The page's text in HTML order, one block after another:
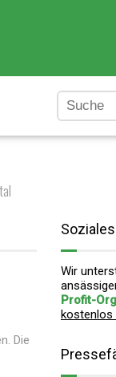
Die
Wir
Profit-
kostenlos